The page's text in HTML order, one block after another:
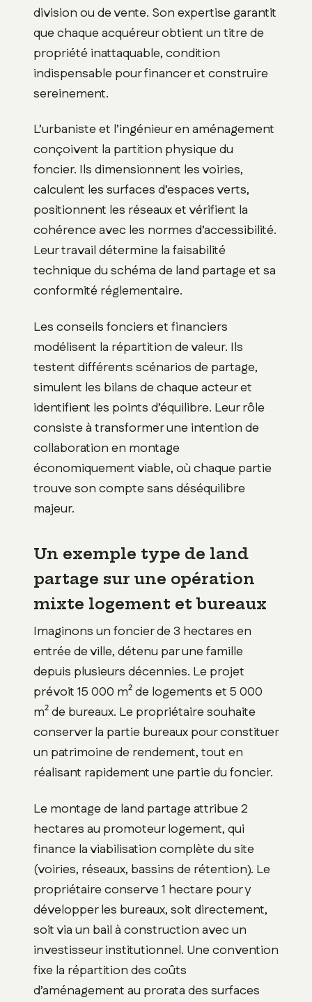
division ou de vente. Son expertise garantit
que chaque acquéreur obtient un titre de
propriété inattaquable, condition
indispensable pour financer et construire
sereinement.
L’urbaniste et l’ingénieur en aménagement
conçoivent la partition physique du
foncier. Ils dimensionnent les voiries,
calculent les surfaces d’espaces verts,
positionnent les réseaux et vérifient la
cohérence avec les normes d’accessibilité.
Leur travail détermine la faisabilité
technique du schéma de land partage et sa
conformité réglementaire.
Les conseils fonciers et financiers
modélisent la répartition de valeur. Ils
testent différents scénarios de partage,
simulent les bilans de chaque acteur et
identifient les points d’équilibre. Leur rôle
consiste à transformer une intention de
collaboration en montage
économiquement viable, où chaque partie
trouve son compte sans déséquilibre
majeur.
Un exemple type de land
partage sur une opération
mixte logement et bureaux
Imaginons un foncier de 3 hectares en
entrée de ville, détenu par une famille
depuis plusieurs décennies. Le projet
prévoit 15 000 m² de logements et 5 000
m² de bureaux. Le propriétaire souhaite
conserver la partie bureaux pour constituer
un patrimoine de rendement, tout en
réalisant rapidement une partie du foncier.
Le montage de land partage attribue 2
hectares au promoteur logement, qui
finance la viabilisation complète du site
(voiries, réseaux, bassins de rétention). Le
propriétaire conserve 1 hectare pour y
développer les bureaux, soit directement,
soit via un bail à construction avec un
investisseur institutionnel. Une convention
fixe la répartition des coûts
d’aménagement au prorata des surfaces